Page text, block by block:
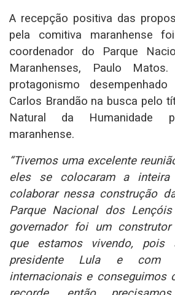
A recepção positiva das
pela comitiva maranhense
coordenador do Parque
Maranhenses, Paulo
protagonismo
Carlos Brandão na busca pelo
Natural da Humanidade
maranhense.
“Tivemos uma excelente
eles se colocaram a inteira
colaborar nessa construção
Parque Nacional dos
governador foi um
que estamos vivendo, pois
presidente Lula e com
internacionais e conseguimos